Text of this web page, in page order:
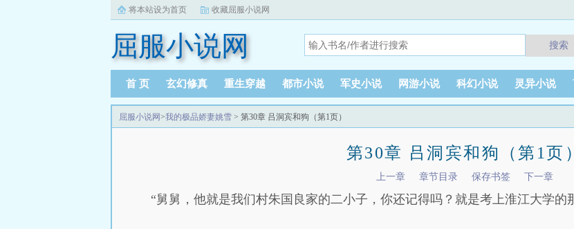
将本站设为首页 收藏屈服小说网
屈服小说网 搜索
首 页 玄幻修真 重生穿越 都市小说 军史小说 网游小说 科幻小说 灵异小说
屈服小说网>我的极品娇妻姚雪 > 第30章 吕洞宾和狗（第1页）
第30章 吕洞宾和狗（第1页）
上一章 章节目录 保存书签 下一章
“舅舅，他就是我们村朱国良家的二小子，你还记得吗？就是考上淮江大学的